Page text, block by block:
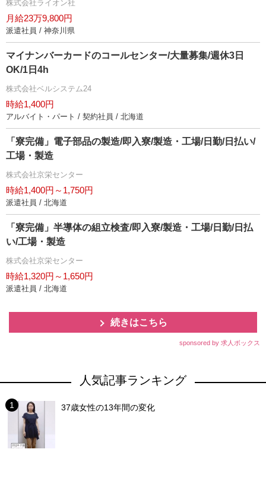
株式会社ライオン社
月給23万9,800円
派遣社員 / 神奈川県
マイナンバーカードのコールセンター/大量募集/週休3日
OK/1日4h
株式会社ベルシステム24
時給1,400円
アルバイト・パート / 契約社員 / 北海道
「寮完備」電子部品の製造/即入寮/製造・工場/日勤/日払い/
工場・製造
株式会社京栄センター
時給1,400円～1,750円
派遣社員 / 北海道
「寮完備」半導体の組立検査/即入寮/製造・工場/日勤/日払
い/工場・製造
株式会社京栄センター
時給1,320円～1,650円
派遣社員 / 北海道
続きはこちら
sponsored by 求人ボックス
人気記事ランキング
37歳女性の13年間の変化